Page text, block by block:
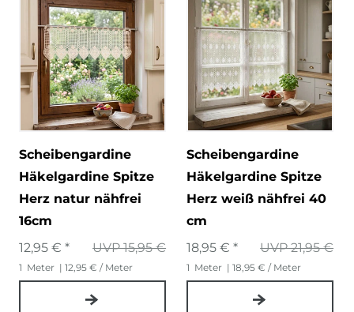
Scheibengardine
Häkelgardine Spitze
Herz natur nähfrei
16cm
UVP 15,95 €
12,95 € *
1 Meter | 12,95 € / Meter
Scheibengardine
Häkelgardine Spitze
Herz weiß nähfrei 40
cm
UVP 21,95 €
18,95 € *
1 Meter | 18,95 € / Meter